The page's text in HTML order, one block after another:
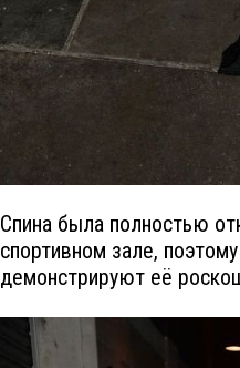
Спина была полностью
спортивном зале,
демонстрируют её